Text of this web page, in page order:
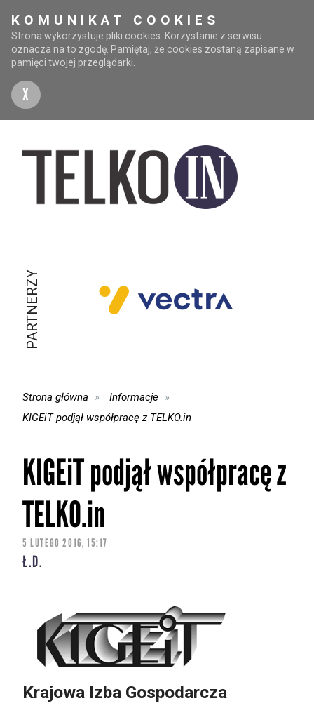
KOMUNIKAT COOKIES
Strona wykorzystuje pliki cookies. Korzystanie z serwisu
oznacza na to zgodę. Pamiętaj, że cookies zostaną zapisane w
pamięci twojej przeglądarki.
X
PARTNERZY
Strona główna
Informacje
KIGEiT podjął współpracę z TELKO.in
KIGEiT podjął współpracę z
TELKO.in
5 LUTEGO 2016, 15:17
Ł.D.
Krajowa Izba Gospodarcza